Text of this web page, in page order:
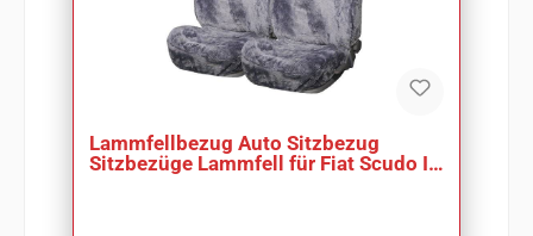
Lammfellbezug Auto Sitzbezug
Sitzbezüge Lammfell für Fiat Scudo III